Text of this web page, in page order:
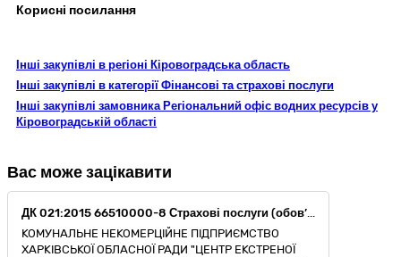
Корисні посилання
Інші закупівлі в регіоні Кіровоградська область
Інші закупівлі в категорії Фінансові та страхові послуги
Інші закупівлі замовника Регіональний офіс водних ресурсів у
Кіровоградській області
Вас може зацікавити
ДК 021:2015 66510000-8 Страхові послуги (обов’язкове страхування цивільно-правової відповідальності власника наземних транспортних засобів, відповідний код – 66516100-1 Послуги зі страхування цивільної відповідальності власників автомобільного транспорту)
КОМУНАЛЬНЕ НЕКОМЕРЦІЙНЕ ПІДПРИЄМСТВО
ХАРКІВСЬКОЇ ОБЛАСНОЇ РАДИ "ЦЕНТР ЕКСТРЕНОЇ